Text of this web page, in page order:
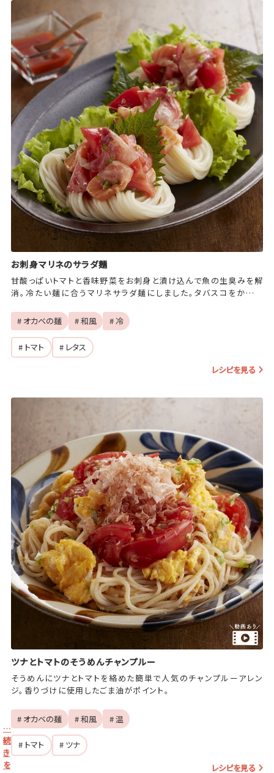
お刺身マリネのサラダ麺
甘酸っぱいトマトと香味野菜をお刺身と漬け込んで魚の生臭みを解
消。冷たい麺に合うマリネサラダ麺にしました。タバスコをかける
# オカベの麺 # 和風 # 冷
# トマト
# レタス
レシピを見る
ツナとトマトのそうめんチャンプルー
そうめんにツナとトマトを絡めた簡単で人気のチャンプルーアレン
ジ。香りづけに使用したごま油がポイント。
# オカベの麺 # 和風 # 温
# トマト
# ツナ
レシピを見る
…
続
き
を